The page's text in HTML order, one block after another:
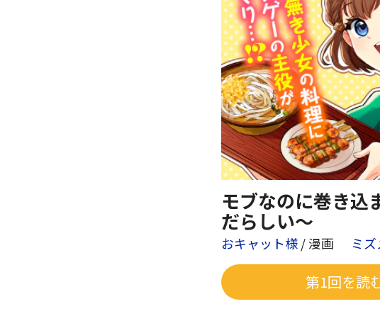
モブなのに巻き込
だらしい～
おキャット様/ 漫画 ミズ
第1回を読